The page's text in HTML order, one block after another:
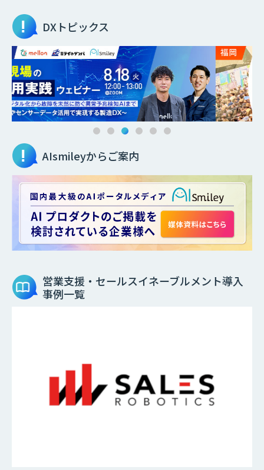
DXトピックス
AIsmileyからご案内
営業支援・セールスイネーブルメント導入
事例一覧